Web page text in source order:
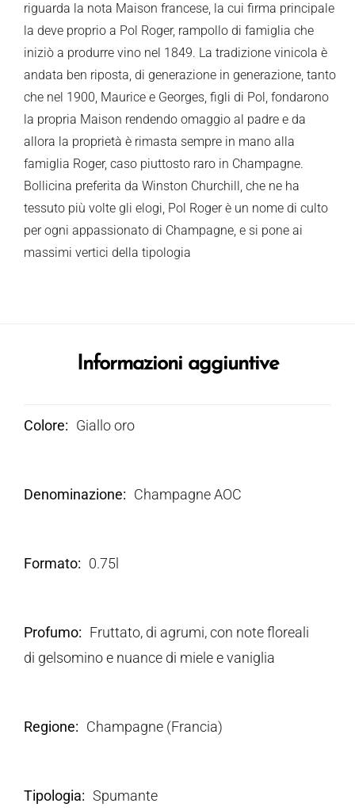
riguarda la nota Maison francese, la cui firma principale
la deve proprio a Pol Roger, rampollo di famiglia che
iniziò a produrre vino nel 1849. La tradizione vinicola è
andata ben riposta, di generazione in generazione, tanto
che nel 1900, Maurice e Georges, figli di Pol, fondarono
la propria Maison rendendo omaggio al padre e da
allora la proprietà è rimasta sempre in mano alla
famiglia Roger, caso piuttosto raro in Champagne.
Bollicina preferita da Winston Churchill, che ne ha
tessuto più volte gli elogi, Pol Roger è un nome di culto
per ogni appassionato di Champagne, e si pone ai
massimi vertici della tipologia
Informazioni aggiuntive
Colore Giallo oro
Denominazione Champagne AOC
Formato 0.75l
Profumo
Fruttato, di agrumi, con note floreali
di gelsomino e nuance di miele e vaniglia
Regione Champagne (Francia)
Tipologia Spumante